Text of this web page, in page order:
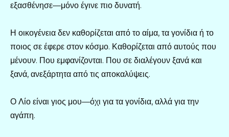
εξασθένησε—μόνο έγινε πιο δυνατή.
Η οικογένεια δεν καθορίζεται από το αίμα, τα γονίδια ή το
ποιος σε έφερε στον κόσμο. Καθορίζεται από αυτούς που
μένουν. Που εμφανίζονται. Που σε διαλέγουν ξανά και
ξανά, ανεξάρτητα από τις αποκαλύψεις.
Ο Λίο είναι γιος μου—όχι για τα γονίδια, αλλά για την
αγάπη.